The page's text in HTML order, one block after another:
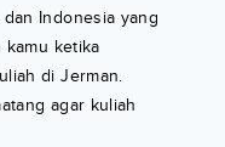
Indonesia yang
ketika
di Jerman.
agar kuliah